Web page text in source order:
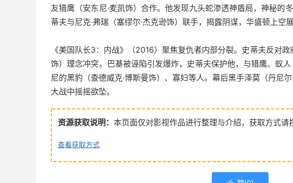
友猎鹰（安东尼·麦凯饰）合作。他发现九头蛇渗透神盾局，神秘的
蒂夫与尼克·弗瑞（塞缪尔·杰克逊饰）联手，揭露阴谋，华盛顿上空
《美国队长3：内战》（2016）聚焦复仇者内部分裂。史蒂夫反对政
饰）理念冲突。巴基被诬陷引发爆炸，史蒂夫保护他，与猎鹰、蚁
尼的黑豹（查德威克·博斯曼饰）、寡妇等人。幕后黑手泽莫（丹尼
大战中摇摇欲坠。
资源获取说明： 本页面仅对影视作品进行整理与介绍，获取方式请
查看获取方式